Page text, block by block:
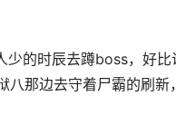
那边去守着尸霸的刷新